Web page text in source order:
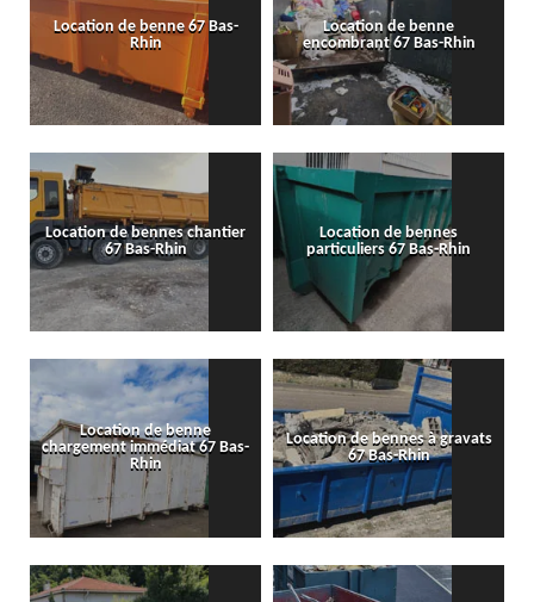
Location de benne 67 Bas-
Rhin
Location de benne
encombrant 67 Bas-Rhin
Location de bennes chantier
67 Bas-Rhin
Location de bennes
particuliers 67 Bas-Rhin
Location de benne
chargement immédiat 67 Bas-
Rhin
Location de bennes à gravats
67 Bas-Rhin